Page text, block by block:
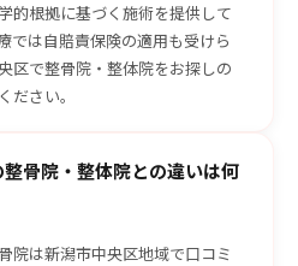
的根拠に基づく施術を提供して
では自賠責保険の適用も受けら
区で整骨院・整体院をお探しの
ださい。
骨院・整体院との違いは何
院は新潟市中央区地域で口コミ